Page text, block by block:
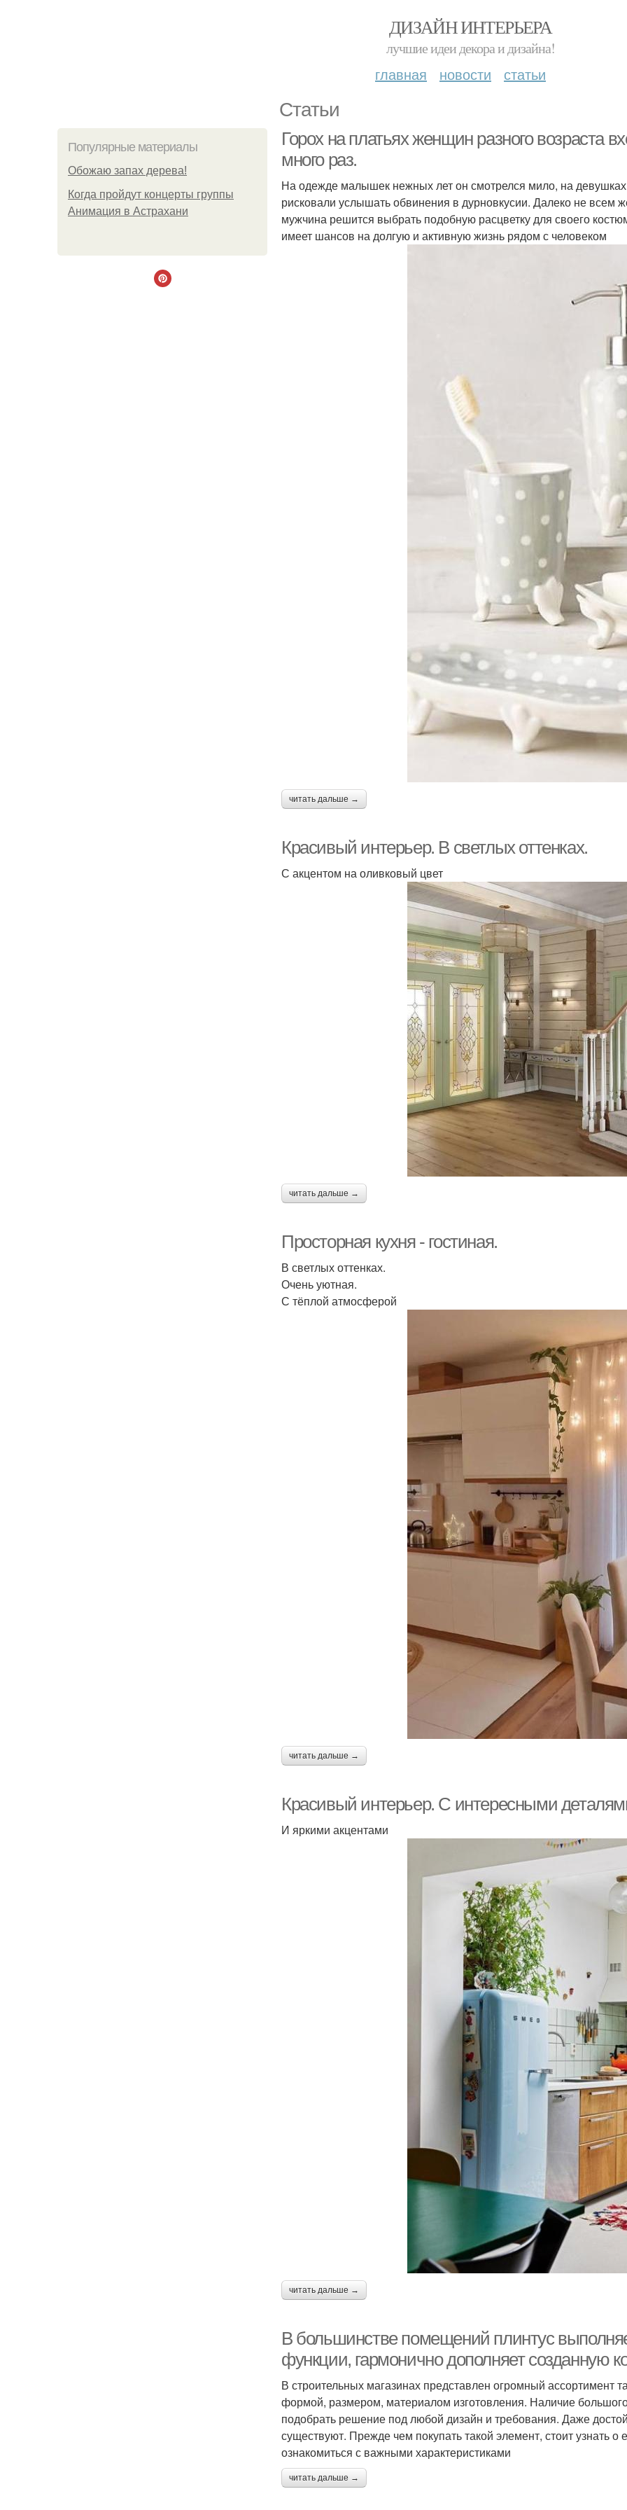
ДИЗАЙН ИНТЕРЬЕРА
лучшие идеи декора и дизайна!
главная новости статьи
Статьи
Популярные материалы
Обожaю зaпах деpева!
Когда пройдут концерты группы
Анимация в Астрахани
Горох на платьях женщин разного возраста
много раз.
На одежде малышек нежных лет он смотрелся мило, на
рисковали услышать обвинения в дурновкусии. Далеко не всем
мужчина решится выбрать подобную расцветку для своего
имеет шансов на долгую и активную жизнь рядом с человеком
читать дальше →
Красивый интерьер. В светлых оттенках.
С акцентом на оливковый цвет
читать дальше →
Просторная кухня - гостиная.
В светлых оттенках.
Очень уютная.
С тёплой атмосферой
читать дальше →
Красивый интерьер. С интересными
И яркими акцентами
читать дальше →
В большинстве помещений плинтус
функции, гармонично дополняет созданную
В строительных магазинах представлен огромный ассортимент
формой, размером, материалом изготовления. Наличие
подобрать решение под любой дизайн и требования. Даже
существуют. Прежде чем покупать такой элемент, стоит узнать
ознакомиться с важными характеристиками
читать дальше →